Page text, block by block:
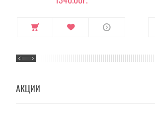
АКЦИИ